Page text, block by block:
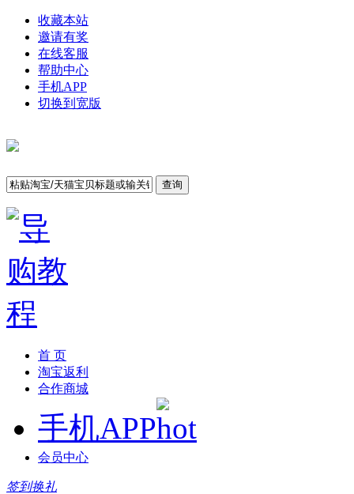
收藏本站
邀请有奖
在线客服
帮助中心
手机APP
切换到宽版
查询
首 页
淘宝返利
合作商城
手机APP
会员中心
签到换礼